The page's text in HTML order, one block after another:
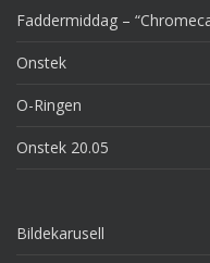
Faddermiddag –
Onstek
O-Ringen
Onstek 20.05
Bildekarusell